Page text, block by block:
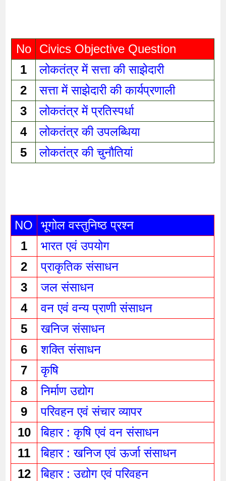
No
Civics Objective Question
1
लोकतंत्र में सत्ता की साझेदारी
2
सत्ता में साझेदारी की कार्यप्रणाली
3
लोकतंत्र में प्रतिस्पर्धा
4
लोकतंत्र की उपलब्धिया
5
लोकतंत्र की चुनौतियां
NO
भूगोल वस्तुनिष्ठ प्रश्न
1
भारत एवं उपयोग
2
प्राकृतिक संसाधन
3
जल संसाधन
4
वन एवं वन्य प्राणी संसाधन
5
खनिज संसाधन
6
शक्ति संसाधन
7
कृषि
8
निर्माण उद्योग
9
परिवहन एवं संचार व्यापर
10
बिहार : कृषि एवं वन संसाधन
11
बिहार : खनिज एवं ऊर्जा संसाधन
12
बिहार : उद्योग एवं परिवहन